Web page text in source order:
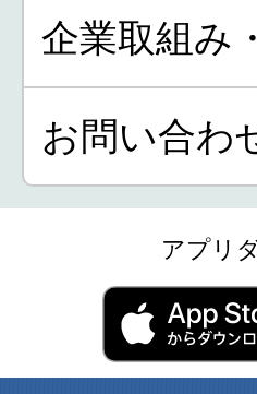
企業取組み
お問い合わ
アプリ